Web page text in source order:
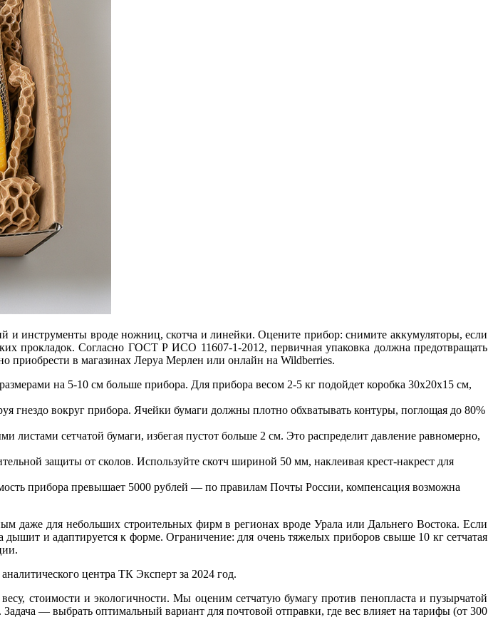
и инструменты вроде ножниц, скотча и линейки. Оцените прибор: снимите аккумуляторы, если
прокладок. Согласно ГОСТ Р ИСО 11607-1-2012, первичная упаковка должна предотвращать
приобрести в магазинах Леруа Мерлен или онлайн на Wildberries.
на 5-10 см больше прибора. Для прибора весом 2-5 кг подойдет коробка 30x20x15 см,
гнездо вокруг прибора. Ячейки бумаги должны плотно обхватывать контуры, поглощая до 80%
сетчатой бумаги, избегая пустот больше 2 см. Это распределит давление равномерно,
защиты от сколов. Используйте скотч шириной 50 мм, наклеивая крест-накрест для
прибора превышает 5000 рублей — по правилам Почты России, компенсация возможна
даже для небольших строительных фирм в регионах вроде Урала или Дальнего Востока. Если
и адаптируется к форме. Ограничение: для очень тяжелых приборов свыше 10 кг сетчатая
центра ТК Эксперт за 2024 год.
стоимости и экологичности. Мы оценим сетчатую бумагу против пенопласта и пузырчатой
— выбрать оптимальный вариант для почтовой отправки, где вес влияет на тарифы (от 300